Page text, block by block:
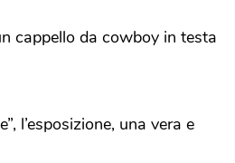
cappello da cowboy in testa
l’esposizione, una vera e